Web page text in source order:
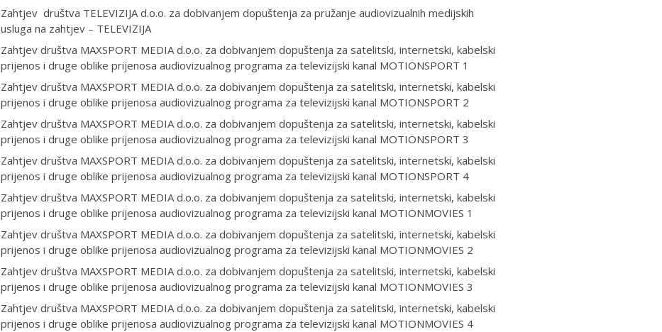
Zahtjev društva TELEVIZIJA d.o.o. za dobivanjem dopuštenja za pružanje audiovizualnih medijskih
usluga na zahtjev – TELEVIZIJA
Zahtjev društva MAXSPORT MEDIA d.o.o. za dobivanjem dopuštenja za satelitski, internetski, kabelski
prijenos i druge oblike prijenosa audiovizualnog programa za televizijski kanal MOTIONSPORT 1
Zahtjev društva MAXSPORT MEDIA d.o.o. za dobivanjem dopuštenja za satelitski, internetski, kabelski
prijenos i druge oblike prijenosa audiovizualnog programa za televizijski kanal MOTIONSPORT 2
Zahtjev društva MAXSPORT MEDIA d.o.o. za dobivanjem dopuštenja za satelitski, internetski, kabelski
prijenos i druge oblike prijenosa audiovizualnog programa za televizijski kanal MOTIONSPORT 3
Zahtjev društva MAXSPORT MEDIA d.o.o. za dobivanjem dopuštenja za satelitski, internetski, kabelski
prijenos i druge oblike prijenosa audiovizualnog programa za televizijski kanal MOTIONSPORT 4
Zahtjev društva MAXSPORT MEDIA d.o.o. za dobivanjem dopuštenja za satelitski, internetski, kabelski
prijenos i druge oblike prijenosa audiovizualnog programa za televizijski kanal MOTIONMOVIES 1
Zahtjev društva MAXSPORT MEDIA d.o.o. za dobivanjem dopuštenja za satelitski, internetski, kabelski
prijenos i druge oblike prijenosa audiovizualnog programa za televizijski kanal MOTIONMOVIES 2
Zahtjev društva MAXSPORT MEDIA d.o.o. za dobivanjem dopuštenja za satelitski, internetski, kabelski
prijenos i druge oblike prijenosa audiovizualnog programa za televizijski kanal MOTIONMOVIES 3
Zahtjev društva MAXSPORT MEDIA d.o.o. za dobivanjem dopuštenja za satelitski, internetski, kabelski
prijenos i druge oblike prijenosa audiovizualnog programa za televizijski kanal MOTIONMOVIES 4